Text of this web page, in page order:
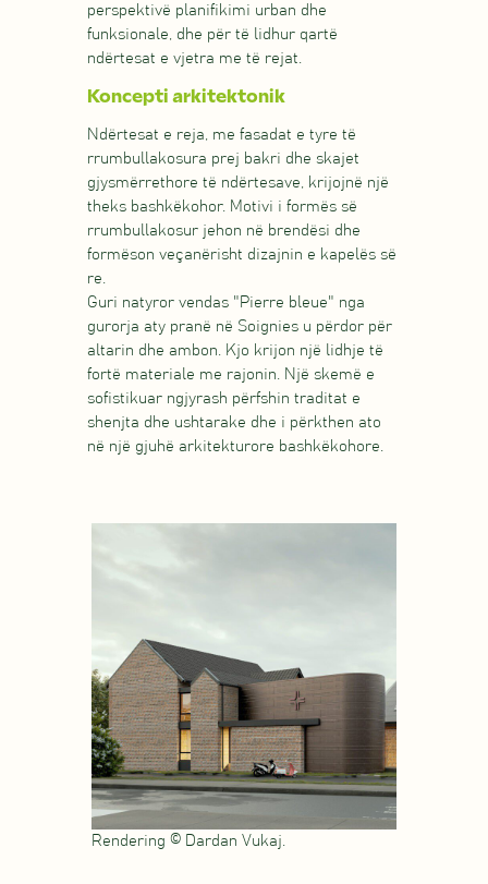
perspektivë planifikimi urban dhe
funksionale, dhe për të lidhur qartë
ndërtesat e vjetra me të rejat.
Koncepti arkitektonik
Ndërtesat e reja, me fasadat e tyre të
rrumbullakosura prej bakri dhe skajet
gjysmërrethore të ndërtesave, krijojnë një
theks bashkëkohor. Motivi i formës së
rrumbullakosur jehon në brendësi dhe
formëson veçanërisht dizajnin e kapelës së
re.
Guri natyror vendas "Pierre bleue" nga
gurorja aty pranë në Soignies u përdor për
altarin dhe ambon. Kjo krijon një lidhje të
fortë materiale me rajonin. Një skemë e
sofistikuar ngjyrash përfshin traditat e
shenjta dhe ushtarake dhe i përkthen ato
në një gjuhë arkitekturore bashkëkohore.
Rendering © Dardan Vukaj.